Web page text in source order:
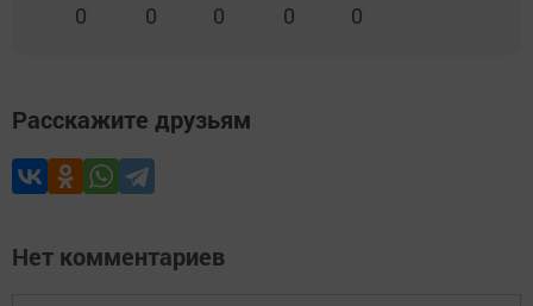
0 0 0 0 0
Расскажите друзьям
Нет комментариев